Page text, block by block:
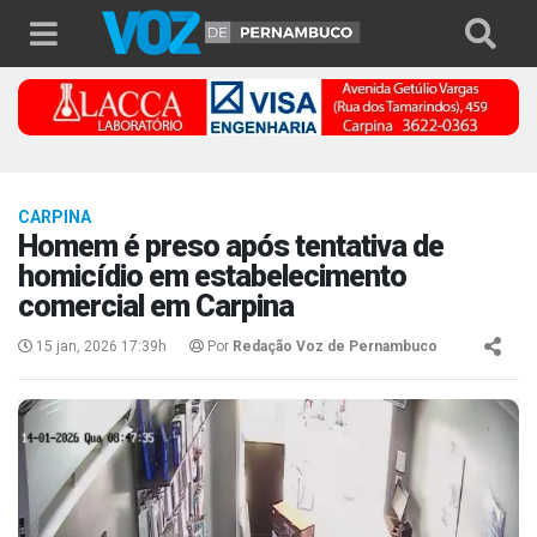
CARPINA
Homem é preso após tentativa de
homicídio em estabelecimento
comercial em Carpina
15 jan, 2026 17:39h Por Redação Voz de Pernambuco